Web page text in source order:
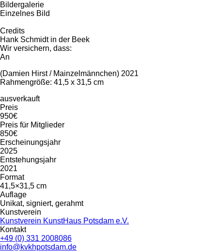
Bildergalerie
Einzelnes Bild
Credits
Hank Schmidt in der Beek
Wir versichern, dass:
An
(Damien Hirst / Mainzelmännchen) 2021
Rahmengröße: 41,5 x 31,5 cm
ausverkauft
Preis
950€
Preis für Mitglieder
850€
Erscheinungsjahr
2025
Entstehungsjahr
2021
Format
41,5×31,5 cm
Auflage
Unikat, signiert, gerahmt
Kunstverein
Kunstverein KunstHaus Potsdam e.V.
Kontakt
+49 (0) 331 2008086
info@kvkhpotsdam.de